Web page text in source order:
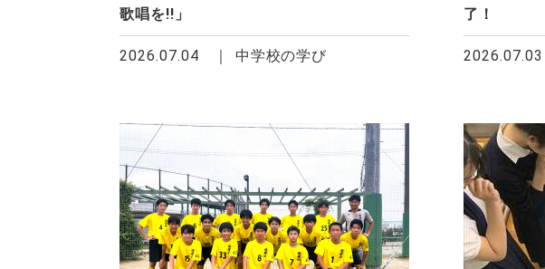
歌唱を!!」
2026.07.04 中学校の学び
了！
2026.07.03